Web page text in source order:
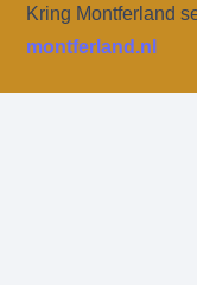
Kring Montferland
montferland.nl